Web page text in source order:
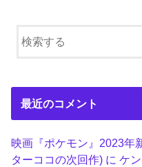
最近のコメント
映画『ポケモン』2023年
ターココの次回作) にケ